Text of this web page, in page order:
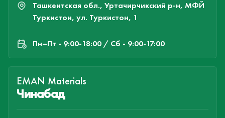
Ташкентская обл., Уртачирчикский р-н, МФЙ
Туркистон, ул. Туркистон, 1
Пн–Пт - 9:00-18:00 / Сб - 9:00-17:00
EMAN Materials
Чинабад